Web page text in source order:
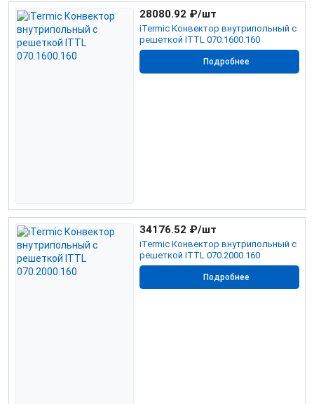
iTermic Конвектор внутрипольный с
решеткой ITTL 070.1600.160
28080.92 ₽/шт
Подробнее
iTermic Конвектор внутрипольный с
решеткой ITTL 070.2000.160
34176.52 ₽/шт
Подробнее